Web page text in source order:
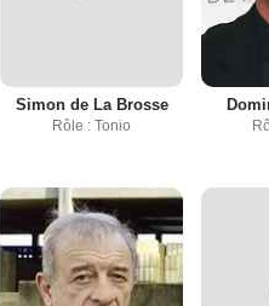
Simon de La Brosse
Rôle : Tonio